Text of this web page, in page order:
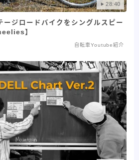
28:40
ージロードバイクをシングルスピー
】
自転車Youtube紹介